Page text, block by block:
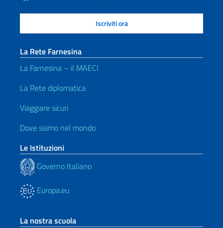
La Rete Farnesina
La Farnesina – il MAECI
La Rete diplomatica
Viaggiare sicuri
Dove siamo nel mondo
Le Istituzioni
Governo Italiano
Europa.eu
La nostra scuola